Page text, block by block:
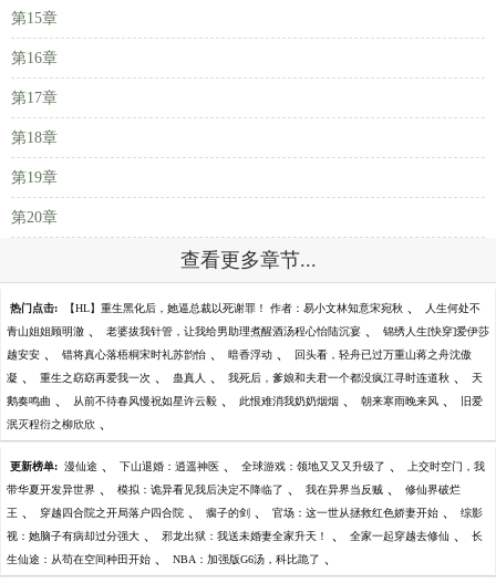
第15章
第16章
第17章
第18章
第19章
第20章
查看更多章节...
热门点击: 【HL】重生黑化后，她逼总裁以死谢罪！ 作者：易小文林知意宋宛秋 、 人生何处不
青山姐姐顾明澈 、 老婆拔我针管，让我给男助理煮醒酒汤程心怡陆沉宴 、 锦绣人生[快穿]爱伊莎
越安安 、 错将真心落梧桐宋时礼苏韵怡 、 暗香浮动 、 回头看，轻舟已过万重山蒋之舟沈傲
凝 、 重生之窈窈再爱我一次 、 蛊真人 、 我死后，爹娘和夫君一个都没疯江寻时连道秋 、 天
鹅奏鸣曲 、 从前不待春风慢祝如星许云毅 、 此恨难消我奶奶烟烟 、 朝来寒雨晚来风 、 旧爱
泯灭程衍之柳欣欣 、
更新榜单: 漫仙途 、 下山退婚：逍遥神医 、 全球游戏：领地又又又升级了 、 上交时空门，我
带华夏开发异世界 、 模拟：诡异看见我后决定不降临了 、 我在异界当反贼 、 修仙界破烂
王 、 穿越四合院之开局落户四合院 、 瘸子的剑 、 官场：这一世从拯救红色娇妻开始 、 综影
视：她脑子有病却过分强大 、 邪龙出狱：我送未婚妻全家升天！ 、 全家一起穿越去修仙 、 长
生仙途：从苟在空间种田开始 、 NBA：加强版G6汤，科比跪了 、